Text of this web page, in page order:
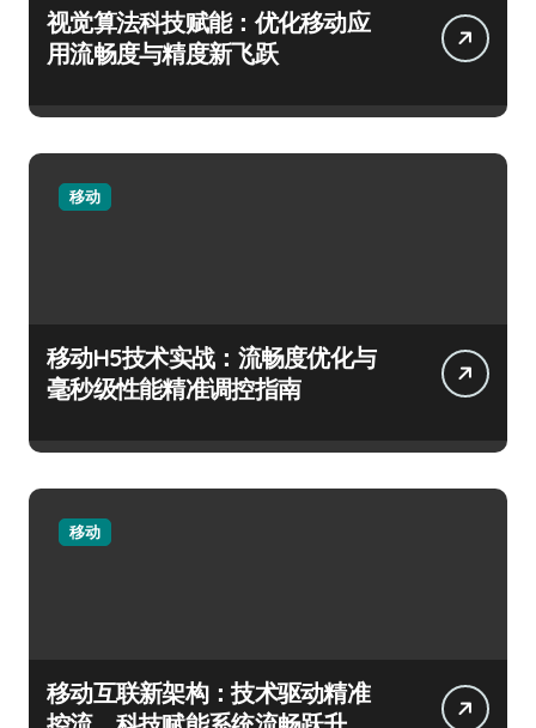
视觉算法科技赋能：优化移动应
用流畅度与精度新飞跃
移动
移动H5技术实战：流畅度优化与
毫秒级性能精准调控指南
移动
移动互联新架构：技术驱动精准